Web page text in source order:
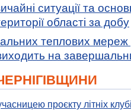
ситуації та
області за добу
теплових мереж
на
проєкту літніх